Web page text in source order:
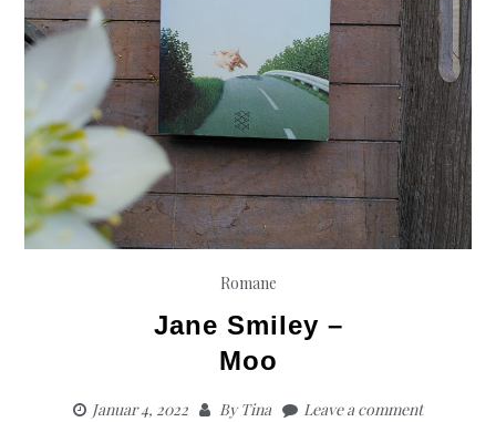
Romane
Jane Smiley –
Moo
Januar 4, 2022 ByTina Leave a comment